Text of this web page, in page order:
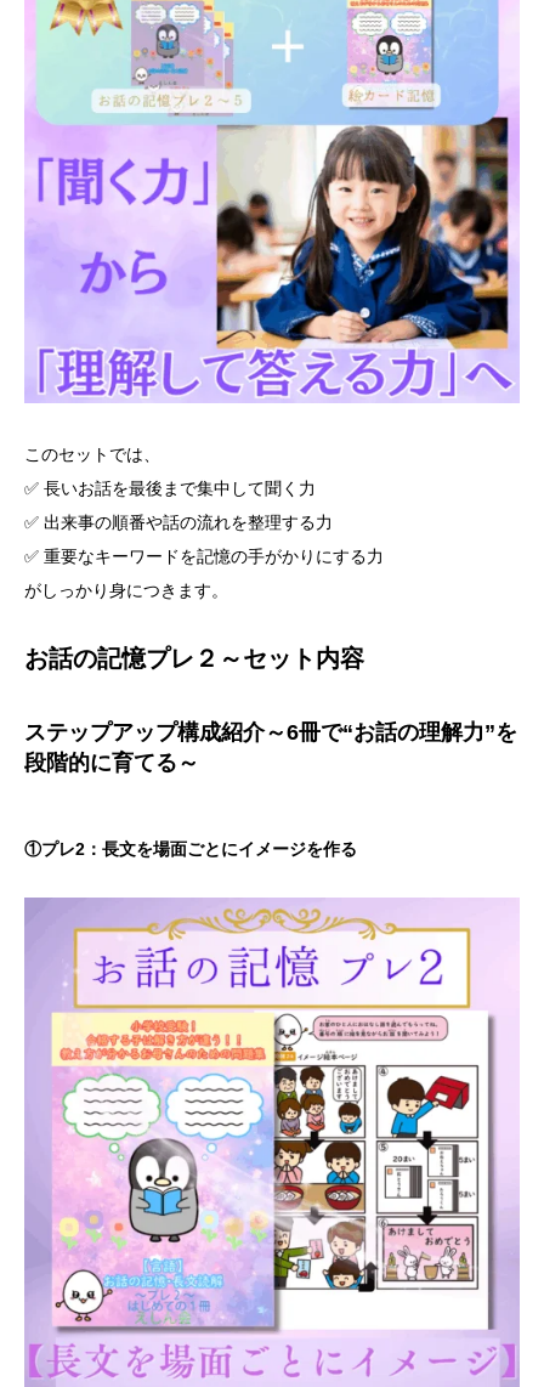
このセットでは、
✅ 長いお話を最後まで集中して聞く力
✅ 出来事の順番や話の流れを整理する力
✅ 重要なキーワードを記憶の手がかりにする力
がしっかり身につきます。
お話の記憶プレ２～セット内容
ステップアップ構成紹介～6冊で“お話の理解力”を
段階的に育てる～
①プレ2：長文を場面ごとにイメージを作る